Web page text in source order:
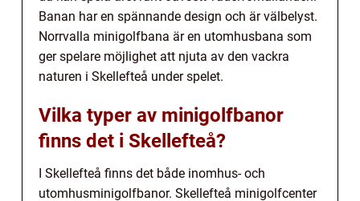
Banan har en spännande design och är välbelyst.
Norrvalla minigolfbana är en utomhusbana som
ger spelare möjlighet att njuta av den vackra
naturen i Skellefteå under spelet.
Vilka typer av minigolfbanor
finns det i Skellefteå?
I Skellefteå finns det både inomhus- och
utomhusminigolfbanor. Skellefteå minigolfcenter